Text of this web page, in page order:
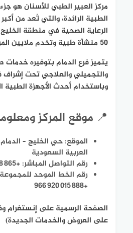
مركز العبير الطبي للأسنان هو
الطبية الرائدة، والتي تُعد من
الرعاية الصحية في منطقة
50 منشأة طبية وتخدم ملايين المرضى سنويًا.
يتميز فرع الدمام بتوفيره خدمات
والتجميلي والعلاجي تحت
وباستخدام أحدث الأجهزة الطبية
📍 موقع المركز
الموقع: حي الخليج –
العربية السعودية
رقم التواصل المباشر: +966 551 298 865
رقم الخط الموحد
+966 920 015 888
الصفحة الرسمية على إنستغرام
على العروض والخدمات الجديدة)